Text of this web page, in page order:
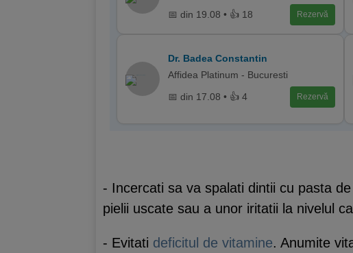
📅 din 19.08 • 👍 18 Rezervă
Dr. Badea Constantin
Affidea Platinum - Bucuresti
📅 din 17.08 • 👍 4 Rezervă
- Incercati sa va spalati dintii cu pasta
pielii uscate sau a unor iritatii la nivelul
- Evitati deficitul de vitamine. Anumite